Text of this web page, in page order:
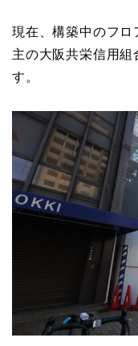
現在、構築中のフロ
主の大阪共栄信用組
す。